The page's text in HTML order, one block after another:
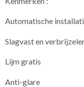
Automatische
Slagvast en
Lijm gratis
Anti-glare